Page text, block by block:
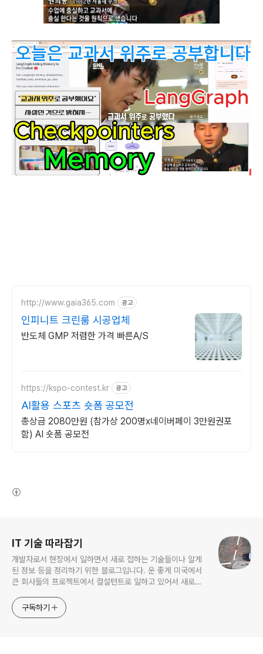
http://www.gaia365.com 광고
인피니트 크린룸 시공업체
반도체 GMP 저렴한 가격 빠른A/S
https://kspo-contest.kr 광고
AI활용 스포츠 숏폼 공모전
총상금 2080만원 (참가상 200명x네이버페이 3만원권포
함) AI 숏폼 공모전
IT 기술 따라잡기
개발자로서 현장에서 일하면서 새로 접하는 기술들이나 알게
된 정보 등을 정리하기 위한 블로그입니다. 운 좋게 미국에서
큰 회사들의 프로젝트에서 컬설턴트로 일하고 있어서 새로운
사용되는 툴들에 대해 많은 분들과 정보를 공유하고 싶습니다.
구독하기